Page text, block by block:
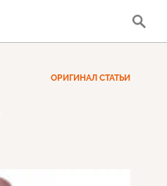
ОРИГИНАЛ СТАТЬИ